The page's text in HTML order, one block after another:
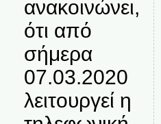
ανακοινώνει,
ότι από
σήμερα
07.03.2020
λειτουργεί η